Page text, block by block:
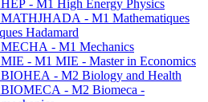
- M1 High Energy Physics
- M1 Mathematiques
Hadamard
- M1 Mechanics
- M1 MIE - Master in Economics
- M2 Biology and Health
- M2 Biomeca -